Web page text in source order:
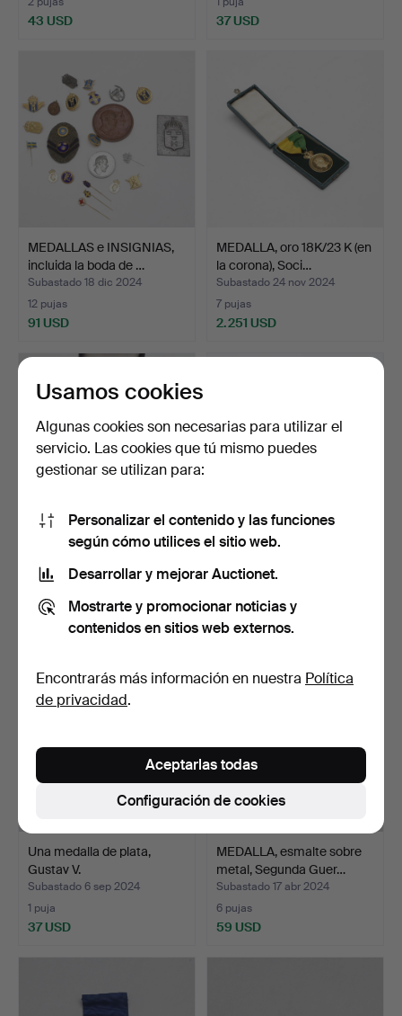
43 USD 37 USD
MEDALLAS e INSIGNIAS,
incluida la boda de …
Subastado 18 dic 2024
12 pujas
91 USD
MEDALLA, oro 18K/23 K (en
la corona), Soci…
Subastado 24 nov 2024
7 pujas
2.251 USD
Una medalla de oro de 18
quilates, Jönköpi…
Subastado 24 nov 2024
8 pujas
1.704 USD
Conjunto de tres medallas
de bronce del si…
1 puja
37 USD
Una medalla de plata,
Gustav V.
Subastado 6 sep 2024
1 puja
37 USD
MEDALLA, esmalte sobre
metal, Segunda Guer…
Subastado 17 abr 2024
6 pujas
59 USD
Usamos cookies
Algunas cookies son necesarias para utilizar el
servicio. Las cookies que tú mismo puedes
gestionar se utilizan para:
Personalizar el contenido y las funciones
según cómo utilices el sitio web.
Desarrollar y mejorar Auctionet.
Mostrarte y promocionar noticias y
contenidos en sitios web externos.
Encontrarás más información en nuestra Política
de privacidad.
Configuración de cookies
Aceptarlas todas